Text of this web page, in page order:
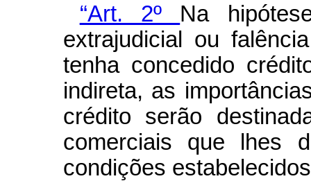
“Art. 2º Na
extrajudicial ou
tenha concedido
indireta, as
crédito serão
comerciais que lhes
condições